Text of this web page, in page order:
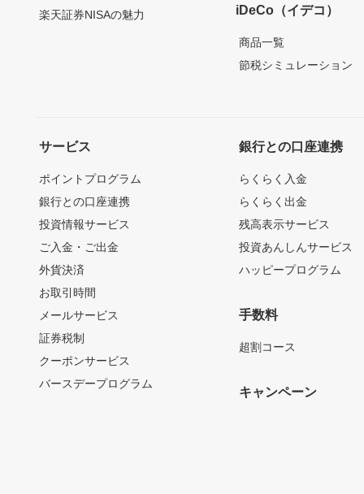
楽天証券NISAの魅力
iDeCo（イデコ）
商品一覧
節税シミュレーション
サービス
ポイントプログラム
銀行との口座連携
投資情報サービス
ご入金・ご出金
外貨決済
お取引時間
メールサービス
証券税制
クーポンサービス
バースデープログラム
銀行との口座連携
らくらく入金
らくらく出金
残高表示サービス
投資あんしんサービス
ハッピープログラム
手数料
超割コース
キャンペーン